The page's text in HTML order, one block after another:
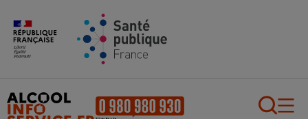
Aller au contenu principal